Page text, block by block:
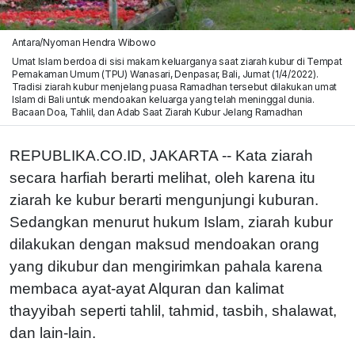
Antara/Nyoman Hendra Wibowo
Umat Islam berdoa di sisi makam keluarganya saat ziarah kubur di Tempat
Pemakaman Umum (TPU) Wanasari, Denpasar, Bali, Jumat (1/4/2022).
Tradisi ziarah kubur menjelang puasa Ramadhan tersebut dilakukan umat
Islam di Bali untuk mendoakan keluarga yang telah meninggal dunia.
Bacaan Doa, Tahlil, dan Adab Saat Ziarah Kubur Jelang Ramadhan
REPUBLIKA.CO.ID, JAKARTA -- Kata ziarah
secara harfiah berarti melihat, oleh karena itu
ziarah ke kubur berarti mengunjungi kuburan.
Sedangkan menurut hukum Islam, ziarah kubur
dilakukan dengan maksud mendoakan orang
yang dikubur dan mengirimkan pahala karena
membaca ayat-ayat Alquran dan kalimat
thayyibah seperti tahlil, tahmid, tasbih, shalawat,
dan lain-lain.